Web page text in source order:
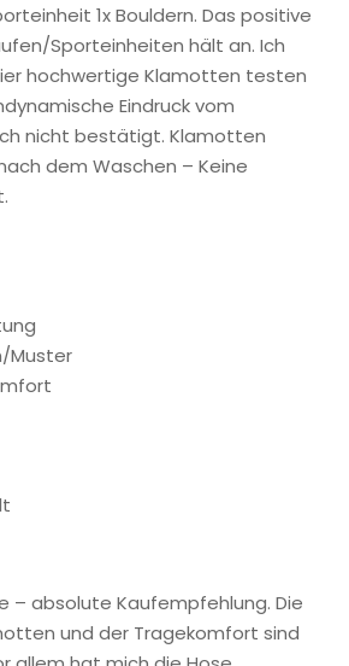
1x Bouldern. Das positive
Sporteinheiten hält an. Ich
hochwertige Klamotten testen
Eindruck vom
nicht bestätigt. Klamotten
dem Waschen – Keine
Muster
– absolute Kaufempfehlung. Die
und der Tragekomfort sind